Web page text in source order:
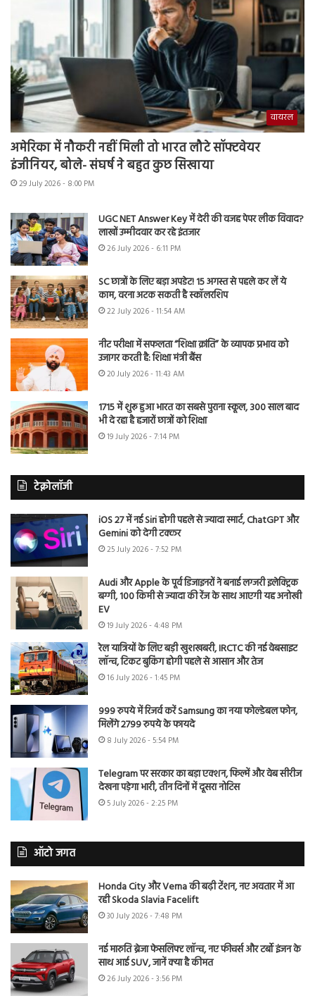
वायरल
अमेरिका में नौकरी नहीं मिली तो भारत लौटे सॉफ्टवेयर
इंजीनियर, बोले- संघर्ष ने बहुत कुछ सिखाया
29 July 2026 - 8:00 PM
UGC NET Answer Key में देरी की वजह पेपर लीक विवाद?
लाखों उम्मीदवार कर रहे इंतजार
26 July 2026 - 6:11 PM
SC छात्रों के लिए बड़ा अपडेट! 15 अगस्त से पहले कर लें ये
काम, वरना अटक सकती है स्कॉलरशिप
22 July 2026 - 11:54 AM
नीट परीक्षा में सफलता “शिक्षा क्रांति” के व्यापक प्रभाव को
उजागर करती है: शिक्षा मंत्री बैंस
20 July 2026 - 11:43 AM
1715 में शुरू हुआ भारत का सबसे पुराना स्कूल, 300 साल बाद
भी दे रहा है हजारों छात्रों को शिक्षा
19 July 2026 - 7:14 PM
टेक्नोलॉजी
iOS 27 में नई Siri होगी पहले से ज्यादा स्मार्ट, ChatGPT और
Gemini को देगी टक्कर
25 July 2026 - 7:52 PM
Audi और Apple के पूर्व डिजाइनरों ने बनाई लग्जरी इलेक्ट्रिक
बग्गी, 100 किमी से ज्यादा की रेंज के साथ आएगी यह अनोखी
EV
19 July 2026 - 4:48 PM
रेल यात्रियों के लिए बड़ी खुशखबरी, IRCTC की नई वेबसाइट
लॉन्च, टिकट बुकिंग होगी पहले से आसान और तेज
16 July 2026 - 1:45 PM
999 रुपये में रिजर्व करें Samsung का नया फोल्डेबल फोन,
मिलेंगे 2799 रुपये के फायदे
8 July 2026 - 5:54 PM
Telegram पर सरकार का बड़ा एक्शन, फिल्में और वेब सीरीज
देखना पड़ेगा भारी, तीन दिनों में दूसरा नोटिस
5 July 2026 - 2:25 PM
ऑटो जगत
Honda City और Verna की बढ़ी टेंशन, नए अवतार में आ
रही Skoda Slavia Facelift
30 July 2026 - 7:48 PM
नई मारुति ब्रेजा फेसलिफ्ट लॉन्च, नए फीचर्स और टर्बो इंजन के
साथ आई SUV, जानें क्या है कीमत
26 July 2026 - 3:56 PM